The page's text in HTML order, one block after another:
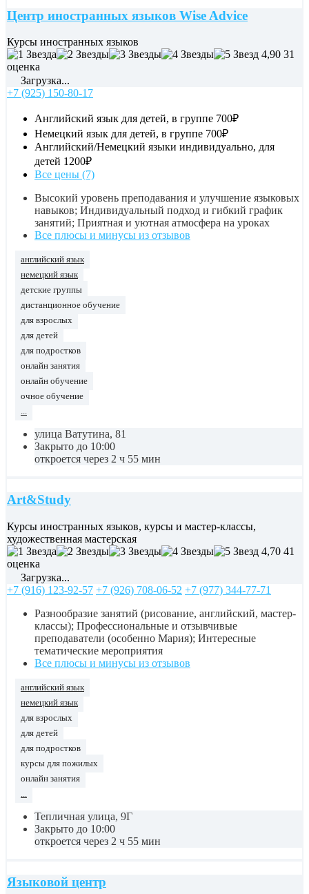
Центр иностранных языков Wise Advice
Курсы иностранных языков
4,90 31
оценка
Загрузка...
+7 (925) 150-80-17
Английский язык для детей, в группе 700₽
Немецкий язык для детей, в группе 700₽
Английский/Немецкий языки индивидуально, для
детей 1200₽
Все цены (7)
Высокий уровень преподавания и улучшение языковых
навыков; Индивидуальный подход и гибкий график
занятий; Приятная и уютная атмосфера на уроках
Все плюсы и минусы из отзывов
английский язык
немецкий язык
детские группы
дистанционное обучение
для взрослых
для детей
для подростков
онлайн занятия
онлайн обучение
очное обучение
...
улица Ватутина, 81
Закрыто до 10:00
откроется через 2 ч 55 мин
Art&Study
Курсы иностранных языков, курсы и мастер-классы,
художественная мастерская
4,70 41
оценка
Загрузка...
+7 (916) 123-92-57 +7 (926) 708-06-52 +7 (977) 344-77-71
Разнообразие занятий (рисование, английский, мастер-
классы); Профессиональные и отзывчивые
преподаватели (особенно Мария); Интересные
тематические мероприятия
Все плюсы и минусы из отзывов
английский язык
немецкий язык
для взрослых
для детей
для подростков
курсы для пожилых
онлайн занятия
Тепличная улица, 9Г
Закрыто до 10:00
откроется через 2 ч 55 мин
Языковой центр